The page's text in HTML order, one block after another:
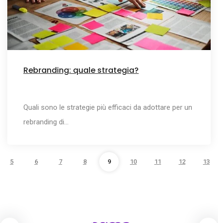
Rebranding: quale strategia?
Quali sono le strategie più efficaci da adottare per un
rebranding di…
5 6 7 8 9 10 11 12 13